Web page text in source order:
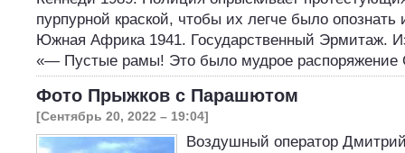
пурпурной краской, чтобы их легче было опознать
Южная Африка 1941. Государственный Эрмитаж.
«— Пустые рамы! Это было мудрое
Фото Прыжков с Парашютом
[Сентябрь 20, 2022 – 19:04]
Воздушный оператор